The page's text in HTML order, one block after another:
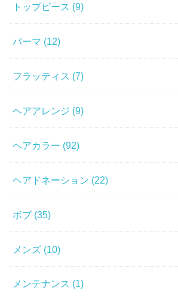
トップピース (9)
パーマ (12)
フラッティス (7)
ヘアアレンジ (9)
ヘアカラー (92)
ヘアドネーション (22)
ボブ (35)
メンズ (10)
メンテナンス (1)